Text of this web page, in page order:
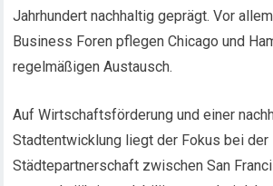
Jahrhundert nachhaltig geprägt. Vor
Business Foren pflegen Chicago und
regelmäßigen Austausch.
Auf Wirtschaftsförderung und einer
Stadtentwicklung liegt der Fokus bei der
Städtepartnerschaft zwischen San